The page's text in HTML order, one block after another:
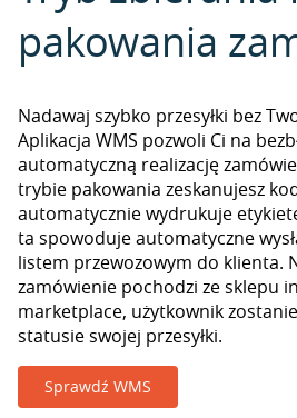
pakowania
Nadawaj szybko przesyłki bez
Aplikacja WMS pozwoli Ci na
automatyczną realizację
trybie pakowania zeskanujesz
automatycznie wydrukuje
ta spowoduje automatyczne
listem przewozowym do klienta.
zamówienie pochodzi ze sklepu
marketplace, użytkownik
statusie swojej przesyłki.
Sprawdź WMS